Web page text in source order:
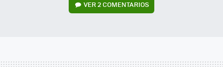
VER2 COMENTARIOS